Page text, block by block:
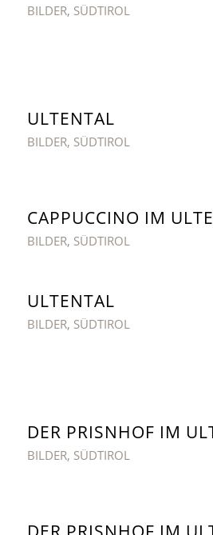
BILDER, SÜDTIROL
ULTENTAL
BILDER, SÜDTIROL
CAPPUCCINO IM
BILDER, SÜDTIROL
ULTENTAL
BILDER, SÜDTIROL
DER PRISNHOF IM
BILDER, SÜDTIROL